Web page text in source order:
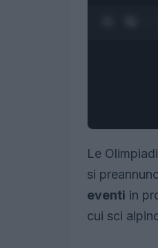
Le
si
eventi in
cui sci